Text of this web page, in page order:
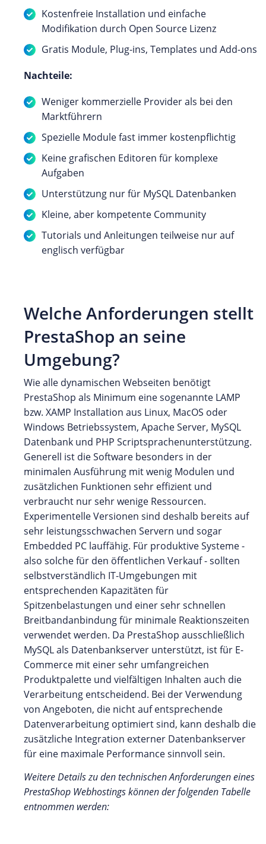
Kostenfreie Installation und einfache
Modifikation durch Open Source Lizenz
Gratis Module, Plug-ins, Templates und Add-ons
Nachteile:
Weniger kommerzielle Provider als bei den
Marktführern
Spezielle Module fast immer kostenpflichtig
Keine grafischen Editoren für komplexe
Aufgaben
Unterstützung nur für MySQL Datenbanken
Kleine, aber kompetente Community
Tutorials und Anleitungen teilweise nur auf
englisch verfügbar
Welche Anforderungen stellt
PrestaShop an seine
Umgebung?
Wie alle dynamischen Webseiten benötigt
PrestaShop als Minimum eine sogenannte LAMP
bzw. XAMP Installation aus Linux, MacOS oder
Windows Betriebssystem, Apache Server, MySQL
Datenbank und PHP Scriptsprachenunterstützung.
Generell ist die Software besonders in der
minimalen Ausführung mit wenig Modulen und
zusätzlichen Funktionen sehr effizient und
verbraucht nur sehr wenige Ressourcen.
Experimentelle Versionen sind deshalb bereits auf
sehr leistungsschwachen Servern und sogar
Embedded PC lauffähig. Für produktive Systeme -
also solche für den öffentlichen Verkauf - sollten
selbstverständlich IT-Umgebungen mit
entsprechenden Kapazitäten für
Spitzenbelastungen und einer sehr schnellen
Breitbandanbindung für minimale Reaktionszeiten
verwendet werden. Da PrestaShop ausschließlich
MySQL als Datenbankserver unterstützt, ist für E-
Commerce mit einer sehr umfangreichen
Produktpalette und vielfältigen Inhalten auch die
Verarbeitung entscheidend. Bei der Verwendung
von Angeboten, die nicht auf entsprechende
Datenverarbeitung optimiert sind, kann deshalb die
zusätzliche Integration externer Datenbankserver
für eine maximale Performance sinnvoll sein.
Weitere Details zu den technischen Anforderungen eines
PrestaShop Webhostings können der folgenden Tabelle
entnommen werden: